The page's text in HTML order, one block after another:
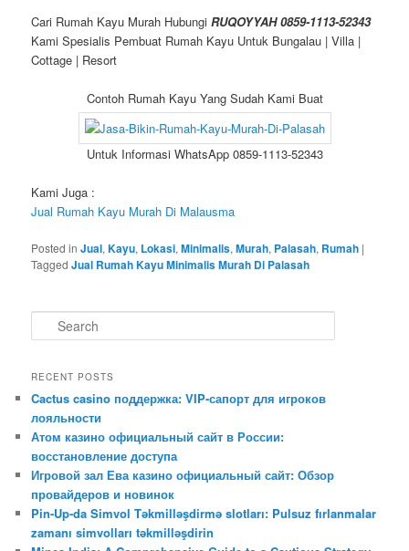
Cari Rumah Kayu Murah Hubungi RUQOYYAH 0859-1113-52343
Kami Spesialis Pembuat Rumah Kayu Untuk Bungalau | Villa |
Cottage | Resort
Contoh Rumah Kayu Yang Sudah Kami Buat
Untuk Informasi WhatsApp 0859-1113-52343
Kami Juga :
Jual Rumah Kayu Murah Di Malausma
Posted in Jual,Kayu, Lokasi,Minimalis,Murah, Palasah, Rumah |
Tagged Jual Rumah Kayu Minimalis Murah Di Palasah
e
r
h
RECENT POSTS
Cactus casino поддержка: VIP-сапорт для игроков
лояльности
Атом казино официальный сайт в России:
восстановление доступа
Игровой зал Ева казино официальный сайт: Обзор
провайдеров и новинок
Pin-Up-da Simvol Təkmilləşdirmə slotları: Pulsuz fırlanmalar
zamanı simvolları təkmilləşdirin